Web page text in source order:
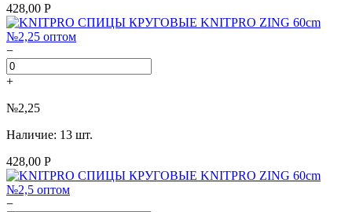
428,00 Р
−
+
№2,25
Наличие: 13 шт.
428,00 Р
−